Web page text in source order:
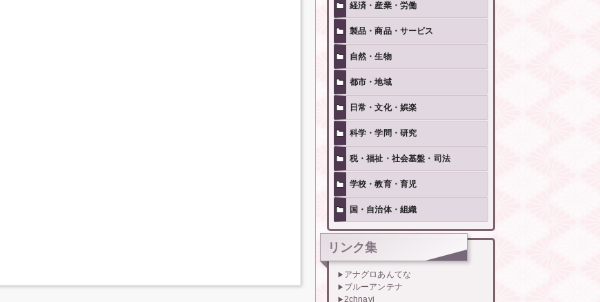
経済・産業・労働
製品・商品・サービス
自然・生物
都市・地域
日常・文化・娯楽
科学・学問・研究
税・福祉・社会基盤・司法
学校・教育・育児
国・自治体・組織
リンク集
アナグロあんてな
ブルーアンテナ
2chnavi